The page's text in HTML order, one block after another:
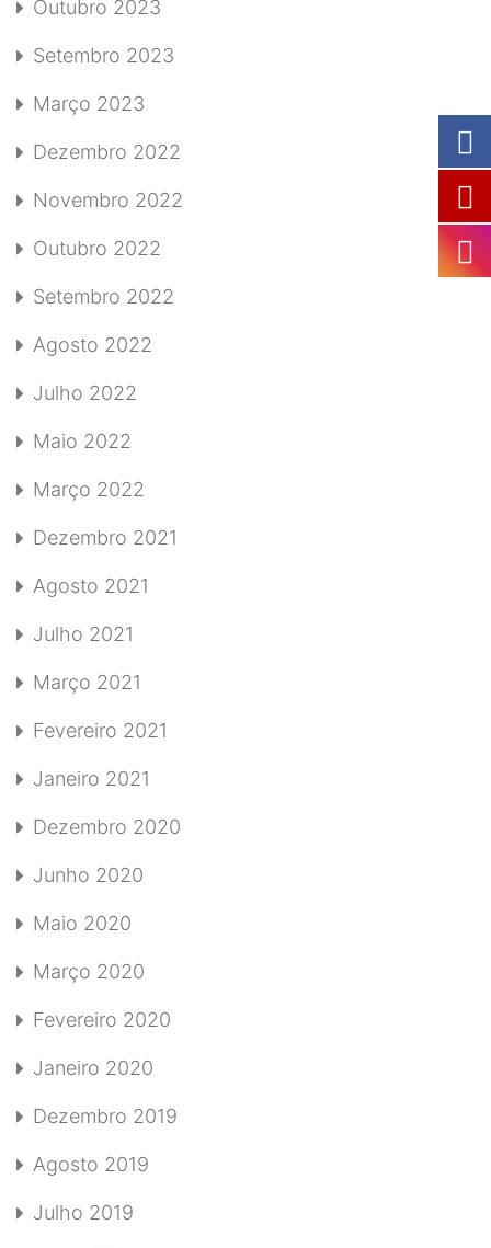
Outubro 2023
Setembro 2023
Março 2023
Dezembro 2022
Novembro 2022
Outubro 2022
Setembro 2022
Agosto 2022
Julho 2022
Maio 2022
Março 2022
Dezembro 2021
Agosto 2021
Julho 2021
Março 2021
Fevereiro 2021
Janeiro 2021
Dezembro 2020
Junho 2020
Maio 2020
Março 2020
Fevereiro 2020
Janeiro 2020
Dezembro 2019
Agosto 2019
Julho 2019